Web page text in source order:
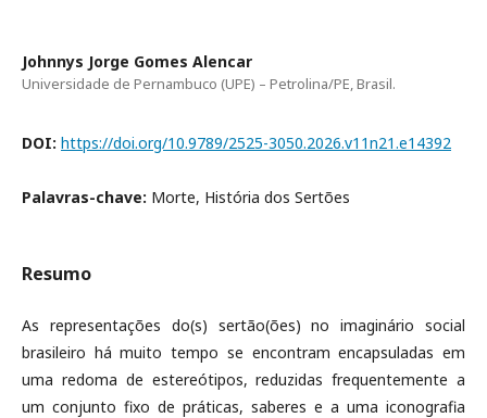
Johnnys Jorge Gomes Alencar
Universidade de Pernambuco (UPE) – Petrolina/PE, Brasil.
DOI: https://doi.org/10.9789/2525-3050.2026.v11n21.e14392
Palavras-chave: Morte, História dos Sertões
Resumo
As representações do(s) sertão(ões) no imaginário social
brasileiro há muito tempo se encontram encapsuladas em
uma redoma de estereótipos, reduzidas frequentemente a
um conjunto fixo de práticas, saberes e a uma iconografia